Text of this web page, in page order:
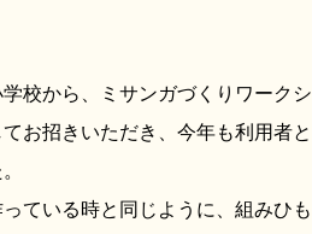
校から、ミサンガづくりワークシ
お招きいただき、今年も利用者と
ている時と同じように、組みひも